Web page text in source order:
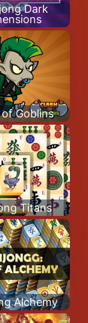
Dark
of Goblins
Titans
Alchemy